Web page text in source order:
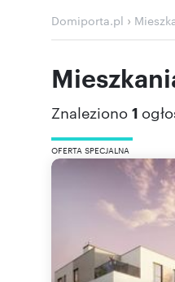
Domiporta.pl ›
Znaleziono 1
OFERTA SPECJALNA